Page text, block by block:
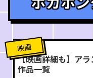
映画
【映画詳細も】ア
作品一覧